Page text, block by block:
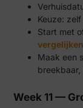
Keuze:
Start met
vergelijken
Maak een
breekbaar,
Week 11 —